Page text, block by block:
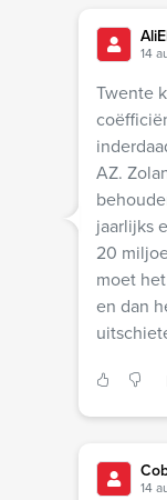
14
Twente
AZ.
jaarlijks
20
moet
en dan
14